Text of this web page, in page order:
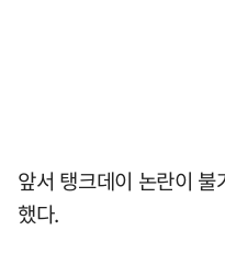
앞서 탱크데이 논란이
했다.